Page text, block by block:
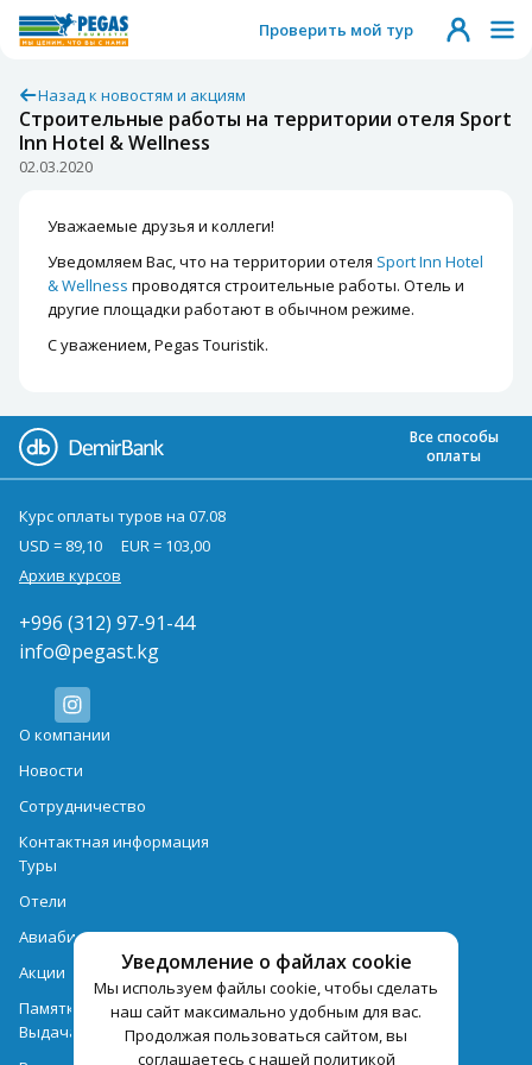
Проверить мой тур
Назад к новостям и акциям
Строительные работы на территории отеля Sport
Inn Hotel & Wellness
02.03.2020
Уважаемые друзья и коллеги!
Уведомляем Вас, что на территории отеля Sport Inn Hotel
& Wellness проводятся строительные работы. Отель и
другие площадки работают в обычном режиме.
С уважением, Pegas Touristik.
Уведомление о файлах cookie
Мы используем файлы cookie, чтобы сделать
наш сайт максимально удобным для вас.
Продолжая пользоваться сайтом, вы
соглашаетесь с нашей политикой
Все способы
оплаты
Курс оплаты туров на 07.08
USD = 89,10
EUR = 103,00
Архив курсов
+996 (312) 97-91-44
info@pegast.kg
О компании
Новости
Сотрудничество
Контактная информация
Туры
Отели
Авиабилеты
Акции
Памятка для туристов
Выдача документов